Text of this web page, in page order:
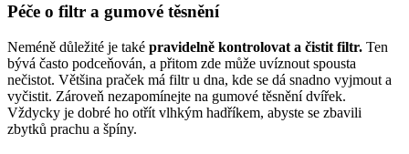
Péče ​o filtr a gumové těsnění
Neméně důležité‌ je také​ pravidelně⁢ kontrolovat a čistit‌ filtr. ‌Ten
bývá často podceňován, a přitom ‌zde může‌ uvíznout spousta
nečistot. Většina praček má filtr u dna, ⁤kde se dá⁤ snadno vyjmout a
vyčistit. Zároveň‌ nezapomínejte na gumové těsnění dvířek.
Vždycky je dobré ho otřít vlhkým hadříkem, ⁣abyste se zbavili
zbytků prachu a špíny.